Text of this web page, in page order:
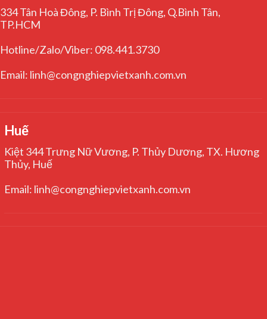
334 Tân Hoà Đông, P. Bình Trị Đông, Q.Bình Tân,
TP.HCM
Hotline/Zalo/Viber: 098.441.3730
Email: linh@congnghiepvietxanh.com.vn
Huế
Kiệt 344 Trưng Nữ Vương, P. Thủy Dương, TX. Hương
Thủy, Huế
Email: linh@congnghiepvietxanh.com.vn